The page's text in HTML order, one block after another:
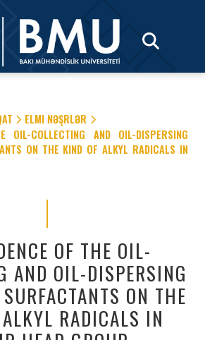
ELMI NƏŞRLƏR
OIL-COLLECTING AND OIL-DISPERSING
ON THE KIND OF ALKYL RADICALS IN
OF THE OIL-
AND OIL-DISPERSING
ON THE
RADICALS IN